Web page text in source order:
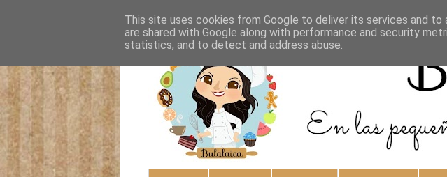
This site uses cookies from Google to deliver its services and to
are shared with Google along with performance and security
statistics, and to detect and address abuse.